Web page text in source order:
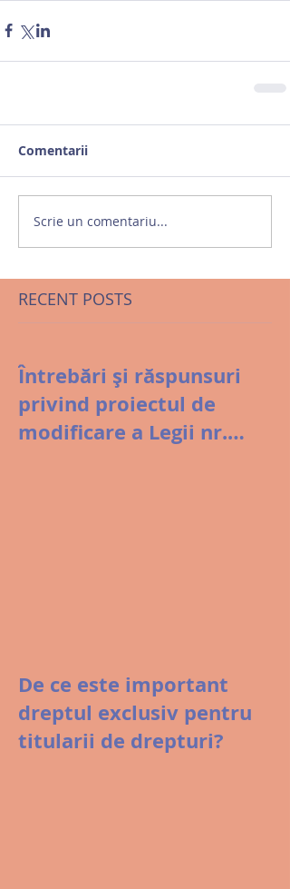
Comentarii
Scrie un comentariu...
RECENT POSTS
Întrebări și răspunsuri
privind proiectul de
modificare a Legii nr.
De ce este important
dreptul exclusiv pentru
titularii de drepturi?